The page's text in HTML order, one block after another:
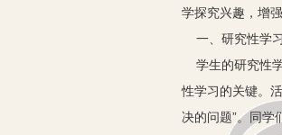
学探究兴趣，增
一、研究性学
学生的研究性
性学习的关键。
决的问题”。同学